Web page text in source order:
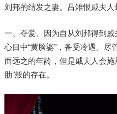
刘邦的结发之妻。吕雉恨戚夫人
一、夺爱。因为自从刘邦得到
心目中“黄脸婆”，备受冷遇。尽
而远之的年龄，但是戚夫人会
肋”般的存在。